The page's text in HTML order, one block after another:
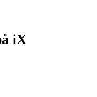
iX